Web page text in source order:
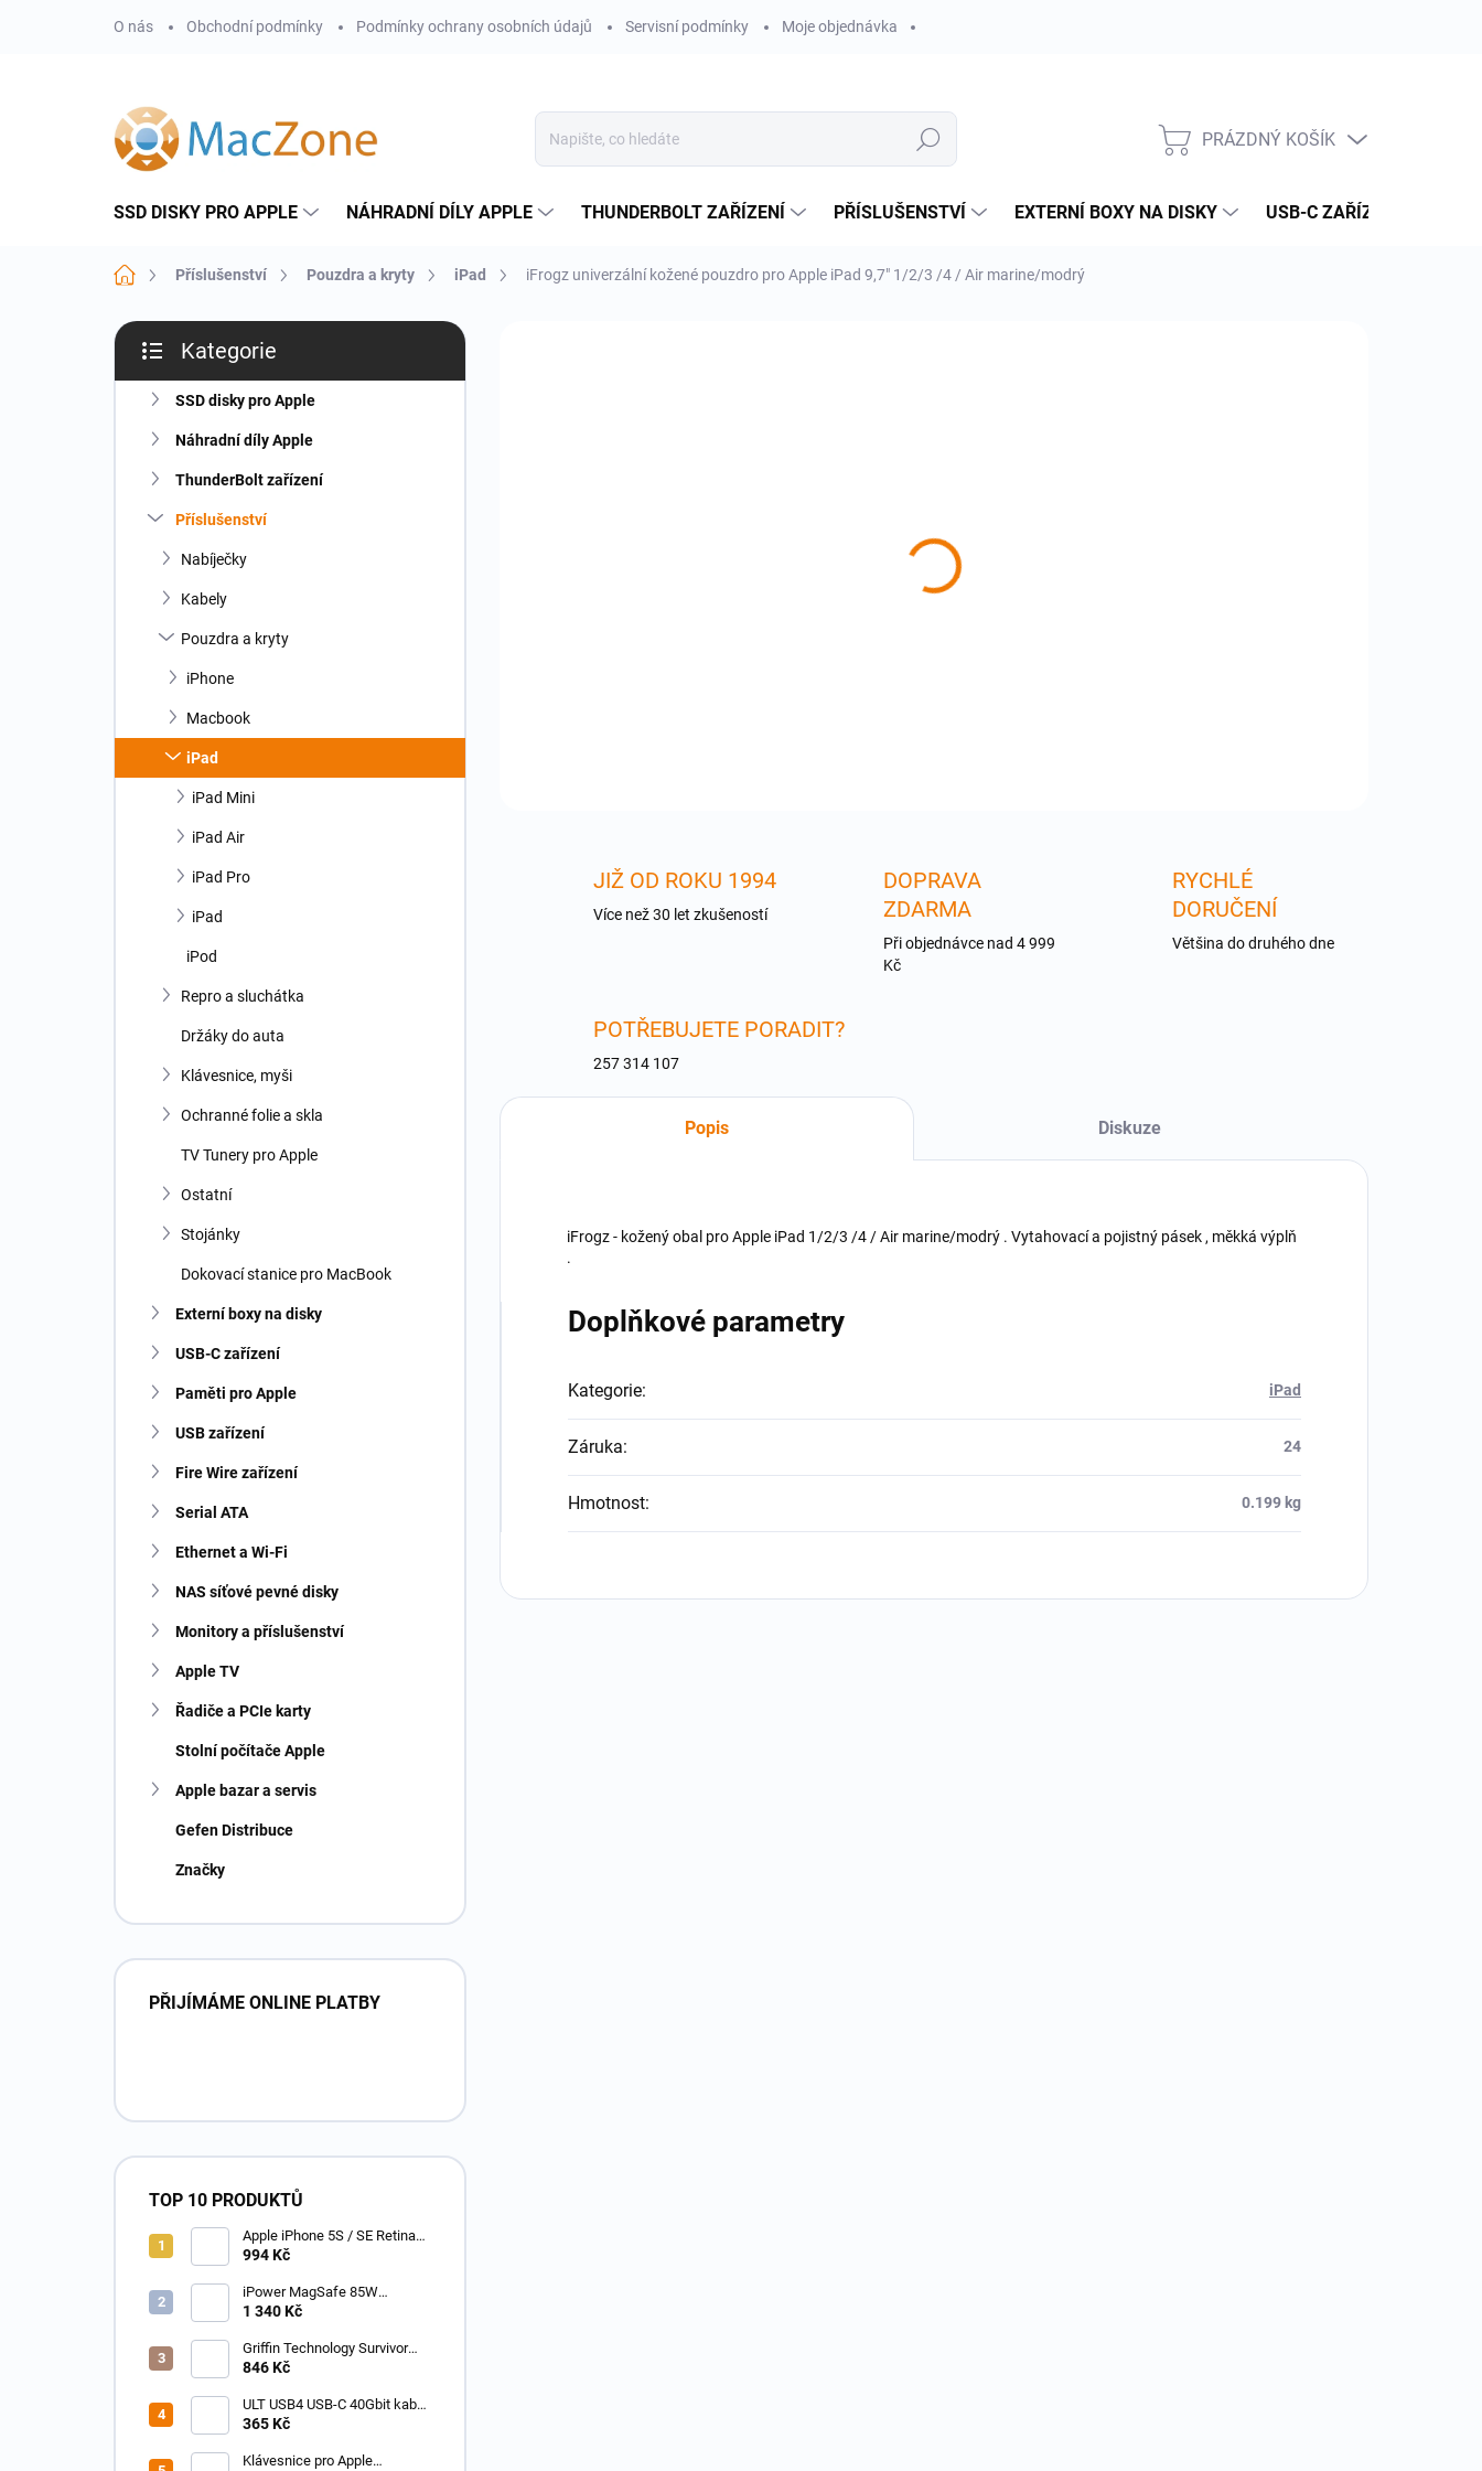
O nás Obchodní podmínky Podmínky ochrany osobních údajů Servisní podmínky Moje objednávka
Hledat
NÁKUPNÍ
PRÁZDNÝ KOŠÍK
SSD DISKY PRO APPLE NÁHRADNÍ DÍLY APPLE THUNDERBOLT ZAŘÍZENÍ PŘÍSLUŠENSTVÍ EXTERNÍ BOXY NA DISKY USB-C ZAŘÍZENÍ
Domů Příslušenství Pouzdra a kryty iPad iFrogz univerzální kožené pouzdro pro Apple iPad 9,7" 1/2/3 /4 / Air marine/modrý
P
s
kategorie
Kategorie
SSD disky pro Apple
Náhradní díly Apple
ThunderBolt zařízení
Příslušenství
Nabíječky
Kabely
Pouzdra a kryty
iPhone
Macbook
iPad
iPad Mini
iPad Air
iPad Pro
iPad
iPod
Repro a sluchátka
Držáky do auta
Klávesnice, myši
Ochranné folie a skla
TV Tunery pro Apple
Ostatní
Stojánky
Dokovací stanice pro MacBook
Externí boxy na disky
USB-C zařízení
Paměti pro Apple
USB zařízení
Fire Wire zařízení
Serial ATA
Ethernet a Wi-Fi
NAS síťové pevné disky
Monitory a příslušenství
Apple TV
Řadiče a PCIe karty
Stolní počítače Apple
Apple bazar a servis
Gefen Distribuce
Značky
PŘIJÍMÁME ONLINE PLATBY
TOP 10 PRODUKTŮ
Apple iPhone 5S / SE Retina
PREMIUM LCD displej s
994 Kč
iPower MagSafe 85W
napájecí adaptér pro Apple
A1172
1 340 Kč
Griffin Technology Survivor
Extreme pro Apple iPhone XR
846 Kč
ULT USB4 USB-C 40Gbit kabel
M-M až 240W, až 8K@60Hz -
365 Kč
Klávesnice pro Apple
JIŽ OD ROKU 1994
Více než 30 let zkušeností
DOPRAVA
ZDARMA
Při objednávce nad 4 999
Kč
RYCHLÉ
DORUČENÍ
Většina do druhého dne
POTŘEBUJETE PORADIT?
257 314 107
Popis Diskuze
iFrogz - kožený obal pro Apple iPad 1/2/3 /4 / Air marine/modrý . Vytahovací a pojistný pásek , měkká výplň
.
Doplňkové parametry
Kategorie: iPad
Záruka: 24
Hmotnost: 0.199 kg